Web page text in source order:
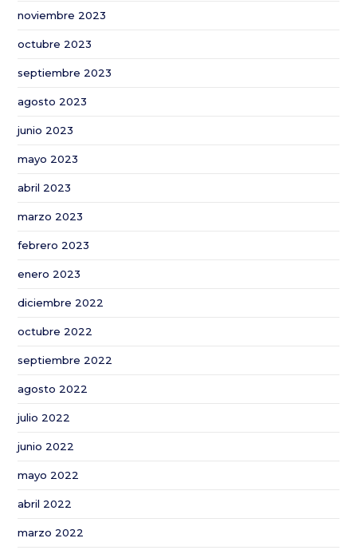
noviembre 2023
octubre 2023
septiembre 2023
agosto 2023
junio 2023
mayo 2023
abril 2023
marzo 2023
febrero 2023
enero 2023
diciembre 2022
octubre 2022
septiembre 2022
agosto 2022
julio 2022
junio 2022
mayo 2022
abril 2022
marzo 2022